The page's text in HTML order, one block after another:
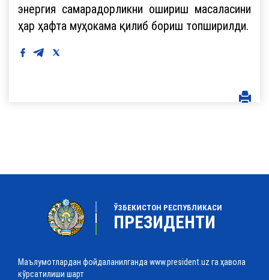
энергия самарадорликни ошириш масаласини
ҳар ҳафта муҳокама қилиб бориш топширилди.
ЎЗБЕКИСТОН РЕСПУБЛИКАСИ
ПРЕЗИДЕНТИ
Маълумотлардан фойдаланилганда www.president.uz га ҳавола
кўрсатилиши шарт